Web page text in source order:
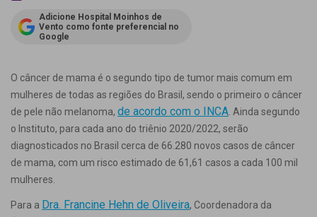
Adicione Hospital Moinhos de
Vento como fonte preferencial no
Google
O câncer de mama é o segundo tipo de tumor mais comum em
mulheres de todas as regiões do Brasil, sendo o primeiro o câncer
de pele não melanoma, de acordo com o INCA . Ainda segundo
o Instituto, para cada ano do triênio 2020/2022, serão
diagnosticados no Brasil cerca de 66.280 novos casos de câncer
de mama, com um risco estimado de 61,61 casos a cada 100 mil
mulheres.
Para a Dra. Francine Hehn de Oliveira, Coordenadora da